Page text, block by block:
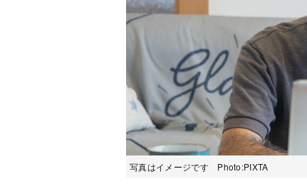
写真はイメージです Photo:PIXTA